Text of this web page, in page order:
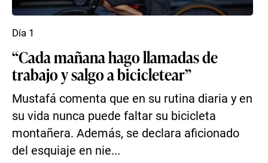
“Cada mañana hago llamadas de
trabajo y salgo a bicicletear”
Mustafá comenta que en su rutina diaria y en
su vida nunca puede faltar su bicicleta
montañera. Además, se declara aficionado
del esquiaje en nie...
Día 1